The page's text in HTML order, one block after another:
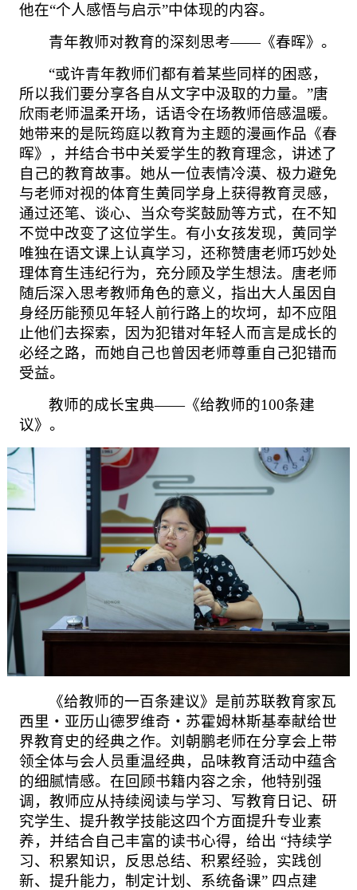
他在“个人感悟与启示”中体现的内容。
青年教师对教育的深刻思考——《春晖》。
“或许青年教师们都有着某些同样的困惑，
所以我们要分享各自从文字中汲取的力量。”唐
欣雨老师温柔开场，话语令在场教师倍感温暖。
她带来的是阮筠庭以教育为主题的漫画作品《春
晖》，并结合书中关爱学生的教育理念，讲述了
自己的教育故事。她从一位表情冷漠、极力避免
与老师对视的体育生黄同学身上获得教育灵感，
通过还笔、谈心、当众夸奖鼓励等方式，在不知
不觉中改变了这位学生。有小女孩发现，黄同学
唯独在语文课上认真学习，还称赞唐老师巧妙处
理体育生违纪行为，充分顾及学生想法。唐老师
随后深入思考教师角色的意义，指出大人虽因自
身经历能预见年轻人前行路上的坎坷，却不应阻
止他们去探索，因为犯错对年轻人而言是成长的
必经之路，而她自己也曾因老师尊重自己犯错而
受益。
教师的成长宝典——《给教师的100条建
议》。
《给教师的一百条建议》是前苏联教育家瓦
西里・亚历山德罗维奇・苏霍姆林斯基奉献给世
界教育史的经典之作。刘朝鹏老师在分享会上带
领全体与会人员重温经典，品味教育活动中蕴含
的细腻情感。在回顾书籍内容之余，他特别强
调，教师应从持续阅读与学习、写教育日记、研
究学生、提升教学技能这四个方面提升专业素
养，并结合自己丰富的读书心得，给出 “持续学
习、积累知识，反思总结、积累经验，实践创
新、提升能力，制定计划、系统备课” 四点建